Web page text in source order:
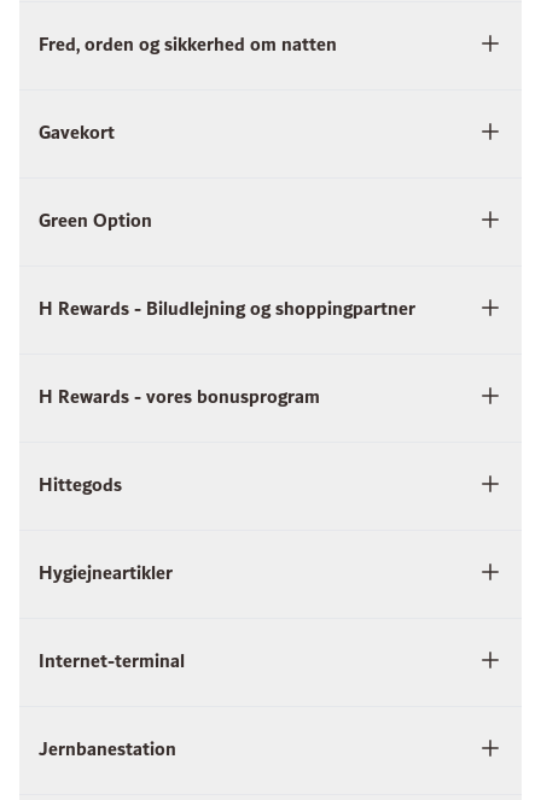
Fred, orden og sikkerhed om natten
Gavekort
Green Option
H Rewards - Biludlejning og shoppingpartner
H Rewards - vores bonusprogram
Hittegods
Hygiejneartikler
Internet-terminal
Jernbanestation